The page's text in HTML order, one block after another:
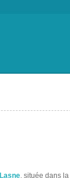
Lasne, située dans la